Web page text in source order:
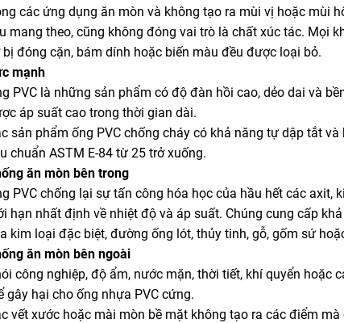
các ứng dụng ăn mòn và không tạo ra mùi vị hoặc mùi
mang theo, cũng không đóng vai trò là chất xúc tác. Mọi
bị đóng cặn, bám dính hoặc biến màu đều được loại bỏ.
mạnh
PVC là những sản phẩm có độ đàn hồi cao, dẻo dai và
áp suất cao trong thời gian dài.
sản phẩm ống PVC chống cháy có khả năng tự dập tắt
chuẩn ASTM E-84 từ 25 trở xuống.
ăn mòn bên trong
PVC chống lại sự tấn công hóa học của hầu hết các
hạn nhất định về nhiệt độ và áp suất. Chúng cung cấp
kim loại đặc biệt, đường ống lót, thủy tinh, gỗ, gốm sứ
ăn mòn bên ngoài
công nghiệp, độ ẩm, nước mặn, thời tiết, khí quyển
gây hại cho ống nhựa PVC cứng.
vết xước hoặc mài mòn bề mặt không tạo ra các điểm